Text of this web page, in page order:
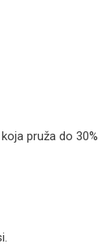
pruža do 30%